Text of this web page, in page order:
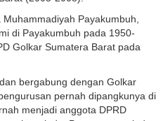
Payakumbuh,
di Payakumbuh pada 1950-
Golkar Sumatera Barat pada
bergabung dengan Golkar
pernah dipangkunya di
menjadi anggota DPRD